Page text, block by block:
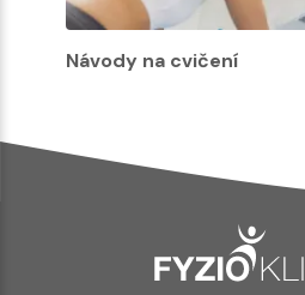
Návody na cvičení